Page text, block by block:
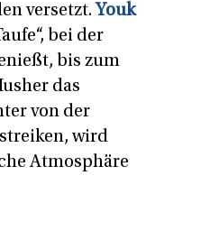
versetzt. Youk
bei der
bis zum
das
von der
wird
Atmosphäre